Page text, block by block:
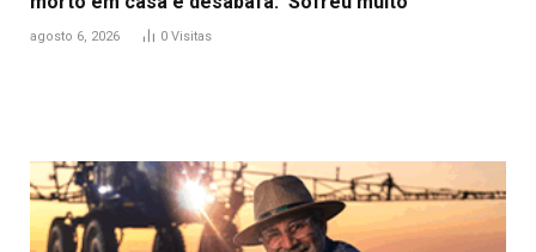
agosto 6, 2026 0 Visitas